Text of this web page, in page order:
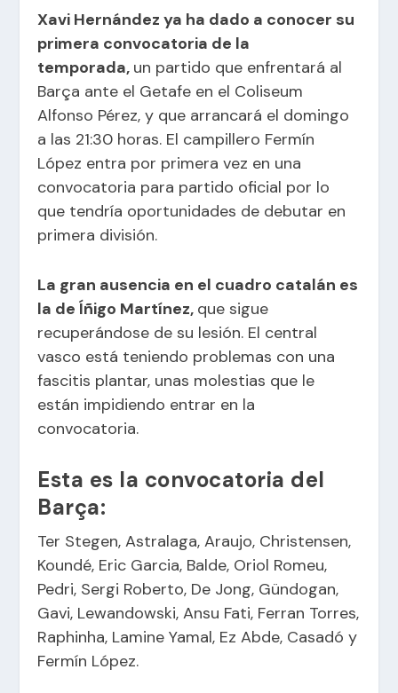
Xavi Hernández ya ha dado a conocer su
primera convocatoria de la
temporada, un partido que enfrentará al
Barça ante el Getafe en el Coliseum
Alfonso Pérez, y que arrancará el domingo
a las 21:30 horas. El campillero Fermín
López entra por primera vez en una
convocatoria para partido oficial por lo
que tendría oportunidades de debutar en
primera división.
La gran ausencia en el cuadro catalán es
la de Íñigo Martínez, que sigue
recuperándose de su lesión. El central
vasco está teniendo problemas con una
fascitis plantar, unas molestias que le
están impidiendo entrar en la
convocatoria.
Esta es la convocatoria del
Barça:
Ter Stegen, Astralaga, Araujo, Christensen,
Koundé, Eric Garcia, Balde, Oriol Romeu,
Pedri, Sergi Roberto, De Jong, Gündogan,
Gavi, Lewandowski, Ansu Fati, Ferran Torres,
Raphinha, Lamine Yamal, Ez Abde, Casadó y
Fermín López.